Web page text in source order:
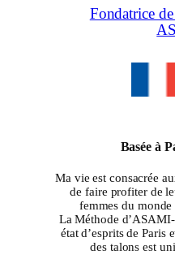
Fondatrice
Basée à
Ma vie est consacrée
de faire profiter de
femmes du
La Méthode
état d’esprits de Paris
des talons est